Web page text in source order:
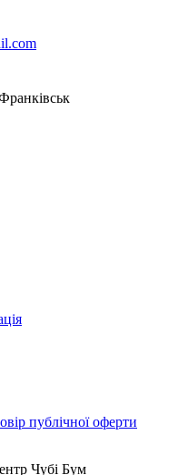
публічної оферти
Чубі Бум